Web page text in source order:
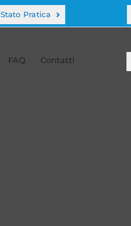
Stato Pratica
FAQ Contatti